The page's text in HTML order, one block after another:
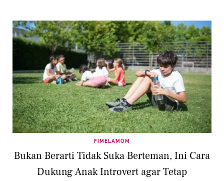
FIMELAMOM
Bukan Berarti Tidak Suka Berteman, Ini Cara
Dukung Anak Introvert agar Tetap